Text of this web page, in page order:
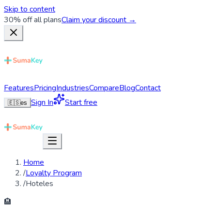
Skip to content
30% off all plansClaim your discount →
FeaturesPricingIndustriesCompareBlogContact
🇪🇸es Sign In Start free
Home
/Loyalty Program
/Hoteles
🏨